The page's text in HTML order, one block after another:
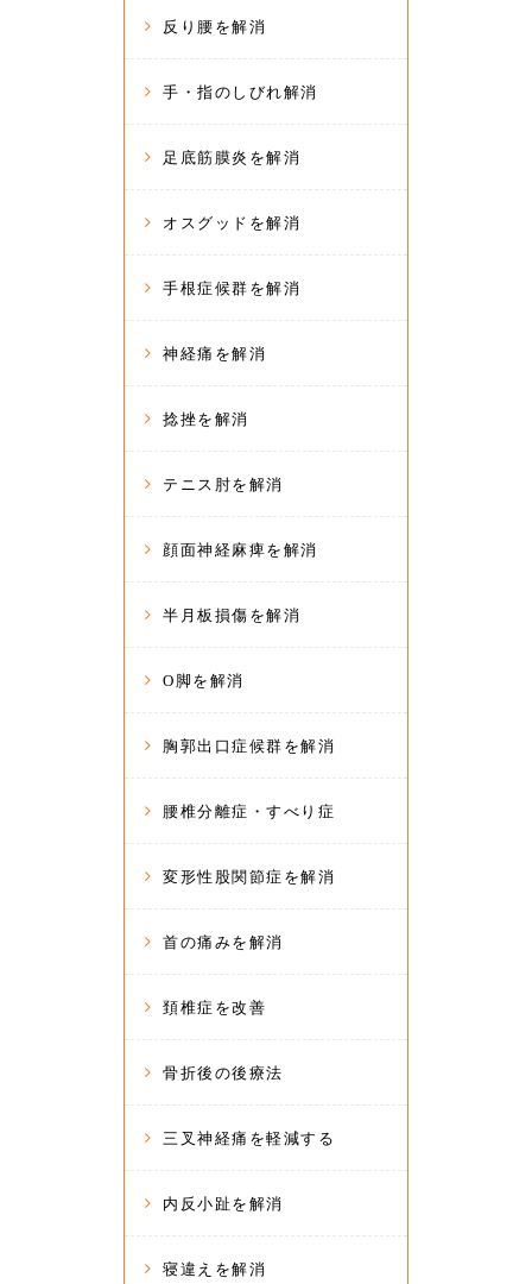
反り腰を解消
手・指のしびれ解消
足底筋膜炎を解消
オスグッドを解消
手根症候群を解消
神経痛を解消
捻挫を解消
テニス肘を解消
顔面神経麻痺を解消
半月板損傷を解消
O脚を解消
胸郭出口症候群を解消
腰椎分離症・すべり症
変形性股関節症を解消
首の痛みを解消
頚椎症を改善
骨折後の後療法
三叉神経痛を軽減する
内反小趾を解消
寝違えを解消